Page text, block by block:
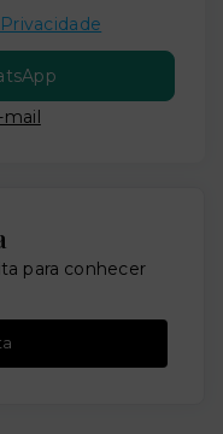
mail
para conhecer